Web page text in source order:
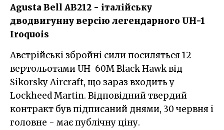
Agusta Bell AB212 - італійську
дводвигунну версію легендарного UH-1
Iroquois
Австрійські збройні сили посиляться 12
вертольотами UH-60M Black Hawk від
Sikorsky Aircraft, що зараз входить у
Lockheed Martin. Відповідний твердий
контракт був підписаний днями, 30 червня і
головне - має публічну ціну.